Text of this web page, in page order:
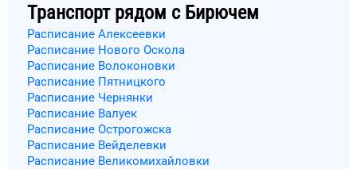
Транспорт рядом с Бирючем
Расписание Алексеевки
Расписание Нового Оскола
Расписание Волоконовки
Расписание Пятницкого
Расписание Чернянки
Расписание Валуек
Расписание Острогожска
Расписание Вейделевки
Расписание Великомихайловки